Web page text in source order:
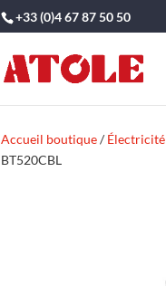
+33 (0)4 67 87 50 50
Accueil boutique/Électricité
BT520CBL